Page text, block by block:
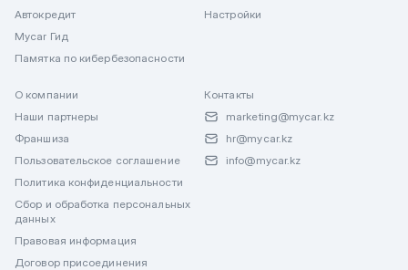
Автокредит
Mycar Гид
Памятка по кибербезопасности
Настройки
О компании
Наши партнеры
Франшиза
Пользовательское соглашение
Политика конфиденциальности
Сбор и обработка персональных
данных
Правовая информация
Договор присоединения
Контакты
marketing@mycar.kz
hr@mycar.kz
info@mycar.kz